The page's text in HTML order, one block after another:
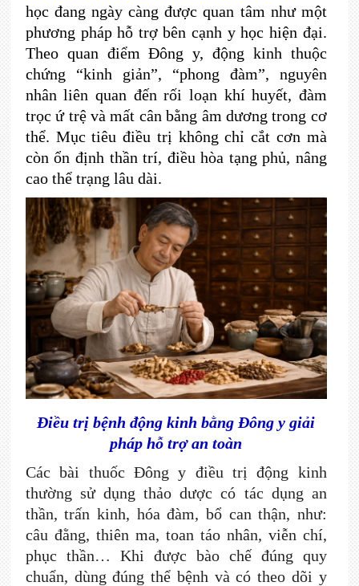
học đang ngày càng được quan tâm như một
phương pháp hỗ trợ bên cạnh y học hiện đại.
Theo quan điểm Đông y, động kinh thuộc
chứng “kinh giản”, “phong đàm”, nguyên
nhân liên quan đến rối loạn khí huyết, đàm
trọc ứ trệ và mất cân bằng âm dương trong cơ
thể. Mục tiêu điều trị không chỉ cắt cơn mà
còn ổn định thần trí, điều hòa tạng phủ, nâng
cao thể trạng lâu dài.
Điều trị bệnh động kinh bằng Đông y giải
pháp hỗ trợ an toàn
Các bài thuốc Đông y điều trị động kinh
thường sử dụng thảo dược có tác dụng an
thần, trấn kinh, hóa đàm, bổ can thận, như:
câu đằng, thiên ma, toan táo nhân, viễn chí,
phục thần… Khi được bào chế đúng quy
chuẩn, dùng đúng thể bệnh và có theo dõi y